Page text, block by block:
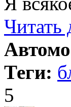
Читать
Теги:
5